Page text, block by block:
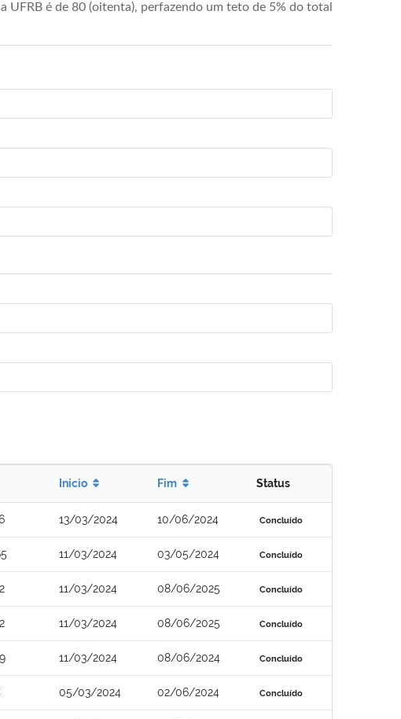
é de 80 (oitenta), perfazendo um teto de 5% do total
Início Fim Status
13/03/2024 10/06/2024 Concluído
11/03/2024 03/05/2024 Concluído
11/03/2024 08/06/2025 Concluído
11/03/2024 08/06/2025 Concluído
11/03/2024 08/06/2024 Concluído
05/03/2024 02/06/2024 Concluído